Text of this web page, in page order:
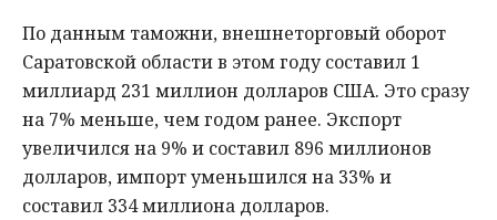
По данным таможни, внешнеторговый оборот
Саратовской области в этом году составил 1
миллиард 231 миллион долларов США. Это сразу
на 7% меньше, чем годом ранее. Экспорт
увеличился на 9% и составил 896 миллионов
долларов, импорт уменьшился на 33% и
составил 334 миллиона долларов.